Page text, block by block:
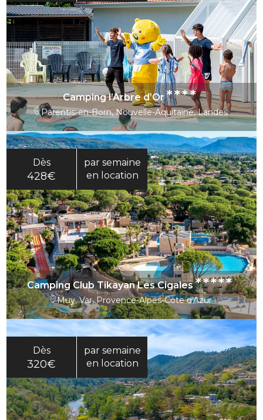
Camping l’Arbre d’Or****
Parentis-en-Born, Nouvelle-Aquitaine, Landes
Dès
428€
par semaine
en location
Camping Club Tikayan Les Cigales*****
Muy, Var, Provence-Alpes-Côte d'Azur
Dès
320€
par semaine
en location